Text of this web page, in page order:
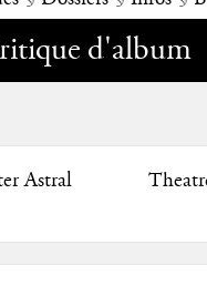
d'album
Astral